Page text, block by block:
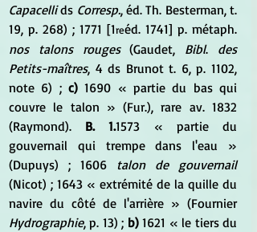
Capacelli ds Corresp., éd. Th. Besterman, t.
19, p. 268) ; 1771 [1re
nos talons rouges (Gaudet, Bibl. des
Petits-maîtres, 4 ds Brunot t. 6, p. 1102,
note 6) ; c) 1690 « partie du bas qui
couvre le talon » (Fur.), rare av. 1832
(Raymond). B. 1.1573 « partie du
gouvernail qui trempe dans l'eau »
(Dupuys) ; 1606 talon de gouvernail
(Nicot) ; 1643 « extrémité de la quille du
navire du côté de l'arrière » (Fournier
Hydrographie, p. 13) ; b) 1621 « le tiers du